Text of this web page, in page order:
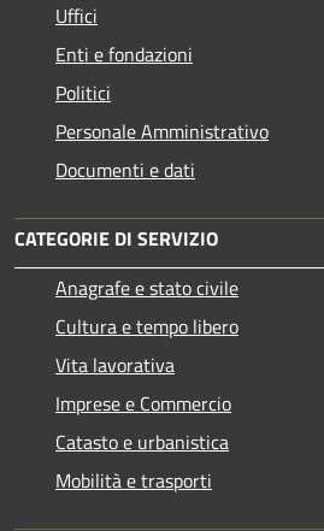
Uffici
Enti e fondazioni
Politici
Personale Amministrativo
Documenti e dati
CATEGORIE DI SERVIZIO
Anagrafe e stato civile
Cultura e tempo libero
Vita lavorativa
Imprese e Commercio
Catasto e urbanistica
Mobilità e trasporti